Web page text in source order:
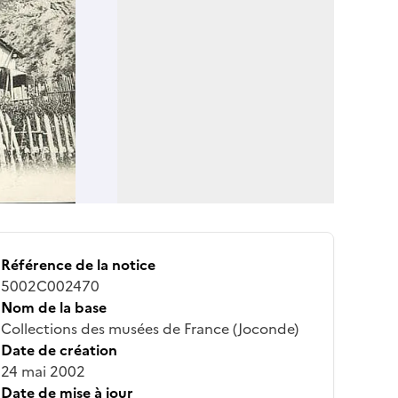
Référence de la notice
5002C002470
Nom de la base
Collections des musées de France (Joconde)
Date de création
24 mai 2002
Date de mise à jour